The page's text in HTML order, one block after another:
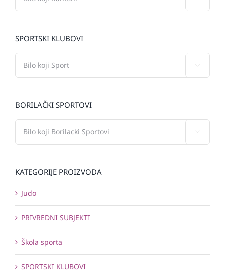
SPORTSKI KLUBOVI
BORILAČKI SPORTOVI
KATEGORIJE PROIZVODA
Judo
PRIVREDNI SUBJEKTI
Škola sporta
SPORTSKI KLUBOVI